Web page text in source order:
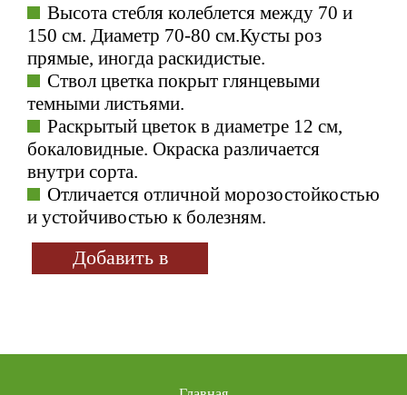
Высота стебля колеблется между 70 и
150 см. Диаметр 70-80 см.Кусты роз
прямые, иногда раскидистые.
Ствол цветка покрыт глянцевыми
темными листьями.
Раскрытый цветок в диаметре 12 см,
бокаловидные. Окраска различается
внутри сорта.
Отличается отличной морозостойкостью
и устойчивостью к болезням.
Добавить в